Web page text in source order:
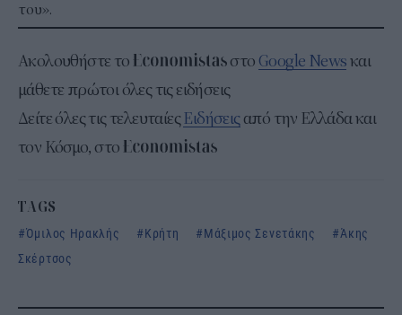
του».
Ακολουθήστε το στο Google Newsκαι
μάθετε πρώτοι όλες τις ειδήσεις
Δείτε όλες τις τελευταίεςΕιδήσειςαπό την Ελλάδα και
τον Κόσμο, στο
TAGS
Όμιλος Ηρακλής
Κρήτη Μάξιμος Σενετάκης
Άκης
Σκέρτσος